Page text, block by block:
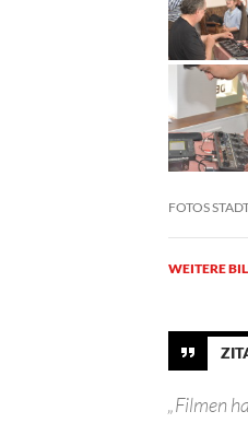
FOTOS
WEITERE
„Filmen